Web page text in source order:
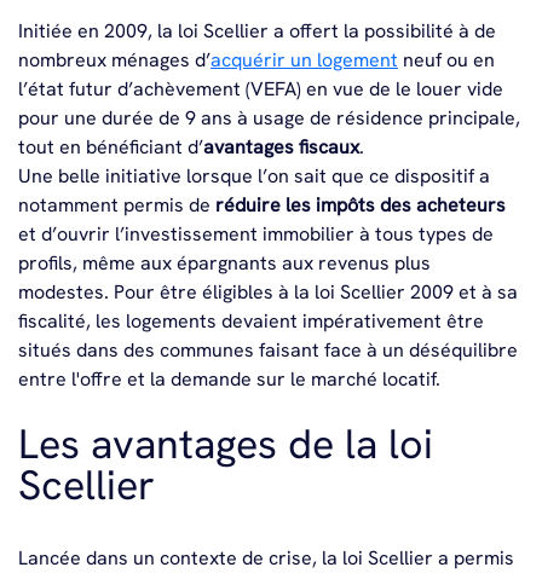
Initiée en 2009, la loi Scellier a offert la possibilité à de
nombreux ménages d’acquérir un logement neuf ou en
l’état futur d’achèvement (VEFA) en vue de le louer vide
pour une durée de 9 ans à usage de résidence principale,
tout en bénéficiant d’avantages fiscaux.
Une belle initiative lorsque l’on sait que ce dispositif a
notamment permis de réduire les impôts des acheteurs
et d’ouvrir l’investissement immobilier à tous types de
profils, même aux épargnants aux revenus plus
modestes. Pour être éligibles à la loi Scellier 2009 et à sa
fiscalité, les logements devaient impérativement être
situés dans des communes faisant face à un déséquilibre
entre l'offre et la demande sur le marché locatif.
Les avantages de la loi
Scellier
Lancée dans un contexte de crise, la loi Scellier a permis